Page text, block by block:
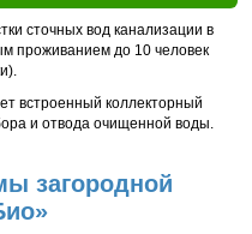
сточных вод канализации в
проживанием до 10 человек
встроенный коллекторный
и отвода очищенной воды.
загородной